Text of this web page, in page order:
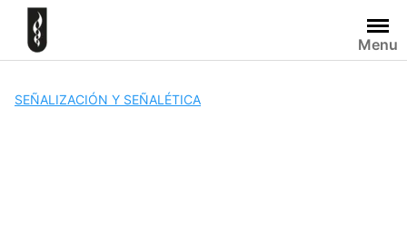
Skip
content
Menu
SEÑALIZACIÓN Y SEÑALÉTICA